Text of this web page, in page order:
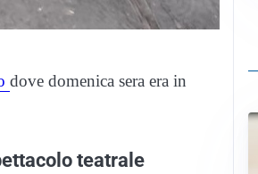
dove domenica sera era in
teatrale